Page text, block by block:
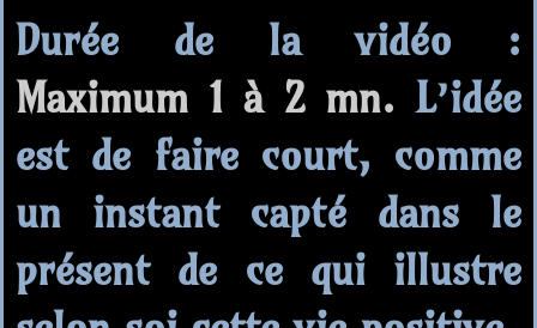
Durée de la vidéo :
Maximum 1 à 2 mn. L’idée
est de faire court, comme
un instant capté dans le
présent de ce qui illustre